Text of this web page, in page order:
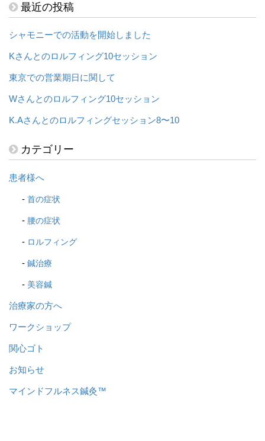
最近の投稿
シャモニーでの活動を開始しました
Kさんとのロルフィング10セッション
東京での営業期日に関して
Wさんとのロルフィング10セッション
K.Aさんとのロルフィングセッション8〜10
カテゴリー
患者様へ
首の症状
腰の症状
ロルフィング
鍼治療
美容鍼
治療家の方へ
ワークショップ
関心ゴト
お知らせ
マインドフルネス鍼灸™️